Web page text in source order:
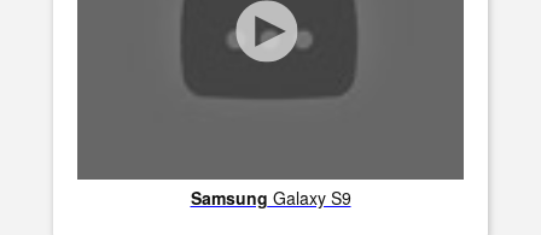
Samsung Galaxy S9